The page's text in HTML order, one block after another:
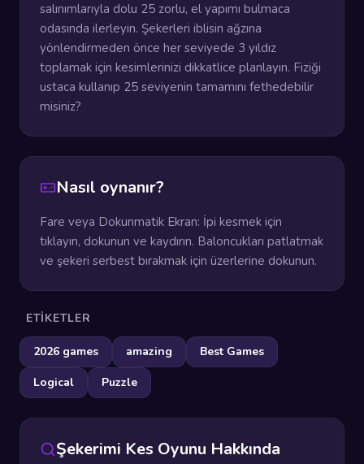
salınımlarıyla dolu 25 zorlu, el yapımı bulmaca
odasında ilerleyin. Şekerleri iblisin ağzına
yönlendirmeden önce her seviyede 3 yıldız
toplamak için kesimlerinizi dikkatlice planlayın. Fiziği
ustaca kullanıp 25 seviyenin tamamını fethedebilir
misiniz?
Nasıl oynanır?
Fare veya Dokunmatik Ekran: İpi kesmek için
tıklayın, dokunun ve kaydırın. Baloncukları patlatmak
ve şekeri serbest bırakmak için üzerlerine dokunun.
ETIKETLER
2026 games amazing
Best Games
Logical
Puzzle
Şekerimi Kes Oyunu Hakkında